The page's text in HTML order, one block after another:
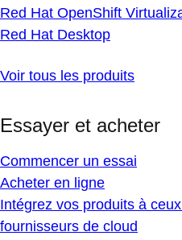
Red Hat OpenShift
Red Hat Desktop
Voir tous les produits
Essayer et acheter
Commencer un essai
Acheter en ligne
Intégrez vos produits à
fournisseurs de cloud